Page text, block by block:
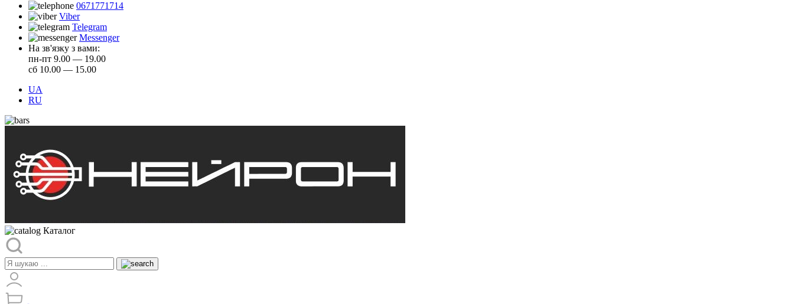
0671771714
Viber
Telegram
Messenger
На зв'язку з вами:
пн-пт 9.00 — 19.00
сб 10.00 — 15.00
UA
RU
Каталог